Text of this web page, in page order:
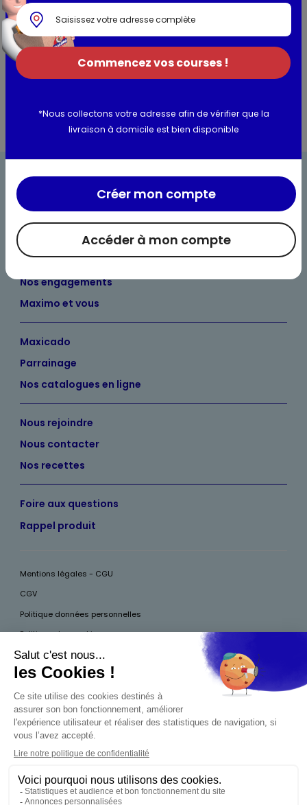
Sucrosité :
Degré d’alcool :13,5% Vol.
Les conseils du caviste
Bienvenue chez Maximo
Nos engagements
Maximo et vous
Maxicado
Parrainage
Nos catalogues en ligne
Nous rejoindre
Nous contacter
Nos recettes
Foire aux questions
Rappel produit
Mentions légales - CGU
CGV
Politique données personnelles
Politique des cookies
Accessibilité
Pour votre santé, mangez au moins cinq fruits et légumes par jour, plus
d’infos surwww.mangerbouger.fr
aux mineurs de moins de 18 ans
La preuve de majorité de l'acheteur est exigée au
Commencez vos courses !
*Nous collectons votre adresse afin de vérifier que la
livraison à domicile est bien disponible
Accéder à mon compte
Créer mon compte